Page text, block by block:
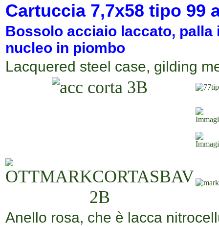
Cartuccia 7,7x58 tipo 99
Bossolo acciaio laccato, palla
nucleo in piombo
Lacquered steel case, gilding
Anello rosa, che è lacca